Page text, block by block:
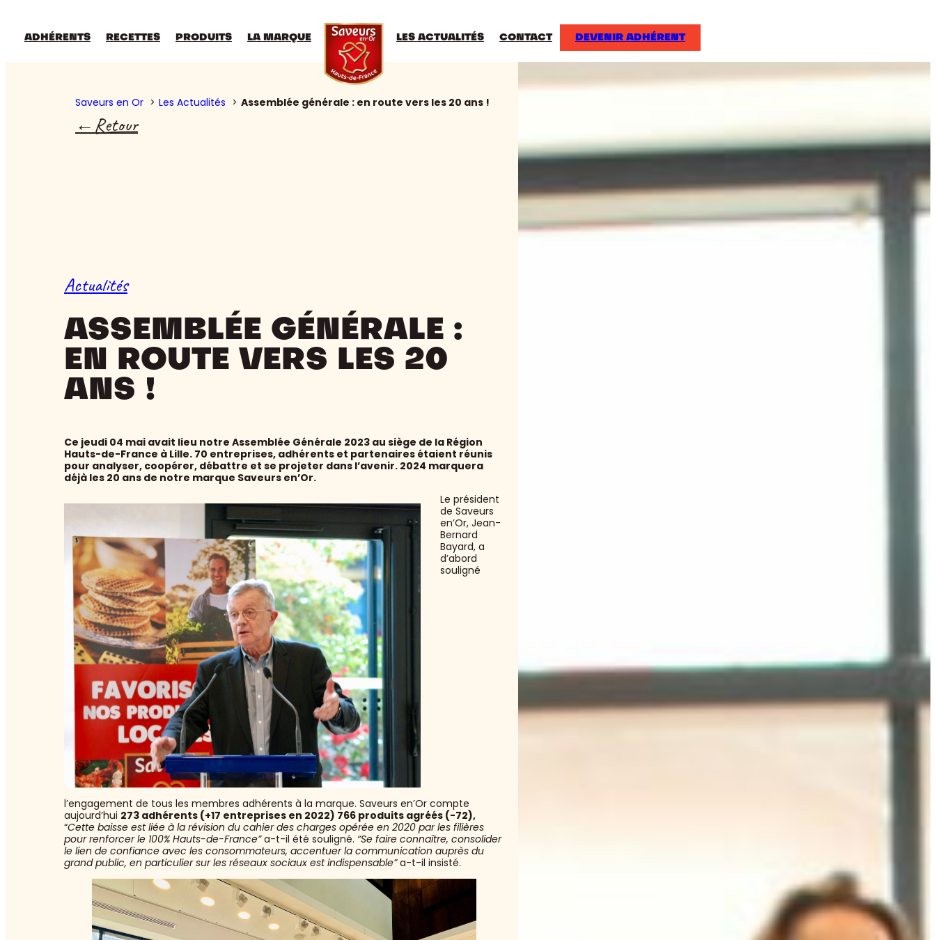
ADHÉRENTS RECETTES PRODUITS LA MARQUE LES ACTUALITÉS CONTACT DEVENIR ADHÉRENT
Saveurs en Or Les Actualités Assemblée générale : en route vers les 20 ans !
Retour
Actualités
ASSEMBLÉE GÉNÉRALE :
EN ROUTE VERS LES 20
ANS !
Ce jeudi 04 mai avait lieu notre Assemblée Générale 2023 au siège de la Région
Hauts-de-France à Lille. 70 entreprises, adhérents et partenaires étaient réunis
pour analyser, coopérer, débattre et se projeter dans l’avenir. 2024 marquera
déjà les 20 ans de notre marque Saveurs en’Or.
Le président
de Saveurs
en’Or, Jean-
Bernard
Bayard, a
d’abord
souligné
l’engagement de tous les membres adhérents à la marque. Saveurs en’Or compte
aujourd’hui 273 adhérents (+17 entreprises en 2022) 766 produits agréés (-72),
“Cette baisse est liée à la révision du cahier des charges opérée en 2020 par les filières
pour renforcer le 100% Hauts-de-France”a-t-il été souligné. “Se faire connaître, consolider
le lien de confiance avec les consommateurs, accentuer la communication auprès du
grand public, en particulier sur les réseaux sociaux est indispensable”a-t-il insisté.